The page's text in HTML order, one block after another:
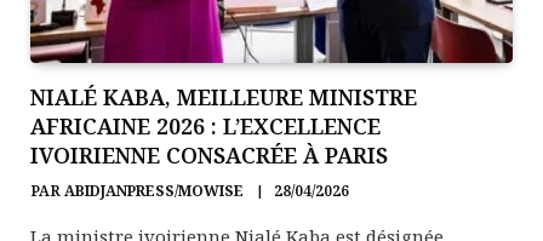
NIALÉ KABA, MEILLEURE MINISTRE
AFRICAINE 2026 : L’EXCELLENCE
IVOIRIENNE CONSACRÉE À PARIS
PARABIDJANPRESS/MOWISE 28/04/2026